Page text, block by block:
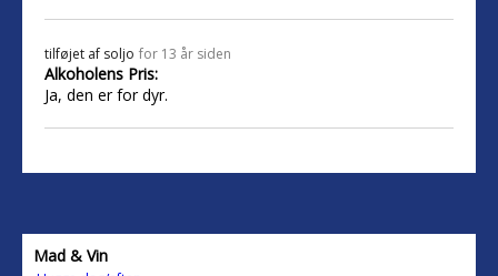
tilføjet af soljo for 13 år siden
Alkoholens Pris:
Ja, den er for dyr.
Mad & Vin